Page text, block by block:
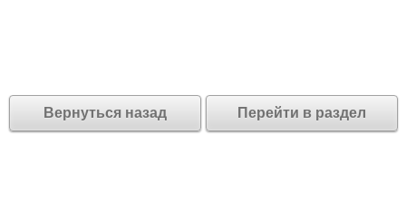
Вернуться назад Перейти в раздел